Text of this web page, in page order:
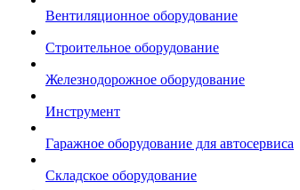
Вентиляционное оборудование
Строительное оборудование
Железнодорожное оборудование
Инструмент
Гаражное оборудование для автосервиса
Складское оборудование